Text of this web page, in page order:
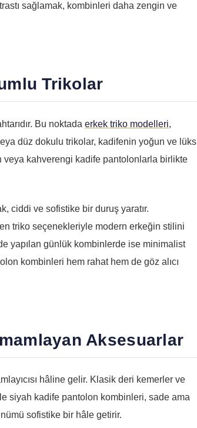
sağlamak, kombinleri daha zengin ve
Trikolar
Bu noktada erkek triko modelleri,
düz dokulu trikolar, kadifenin yoğun ve lüks
veya kahverengi kadife pantolonlarla birlikte
ciddi ve sofistike bir duruş yaratır.
triko seçenekleriyle modern erkeğin stilini
yapılan günlük kombinlerde ise minimalist
kombinleri hem rahat hem de göz alıcı
Aksesuarlar
hâline gelir. Klasik deri kemerler ve
siyah kadife pantolon kombinleri, sade ama
sofistike bir hâle getirir.